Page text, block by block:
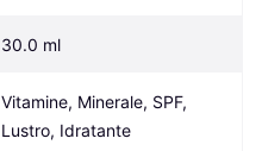
30.0 ml
Vitamine, Minerale, SPF,
Lustro, Idratante